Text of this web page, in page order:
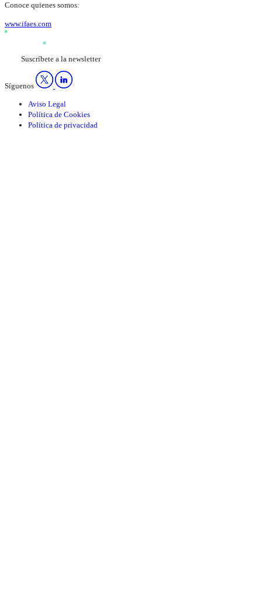
Conoce quienes somos:
www.ifaes.com
Suscríbete a la newsletter
Síguenos
Aviso Legal
Política de Cookies
Política de privacidad